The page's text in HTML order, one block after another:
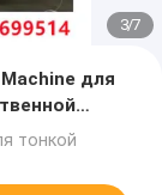
3/7
для
тонкой